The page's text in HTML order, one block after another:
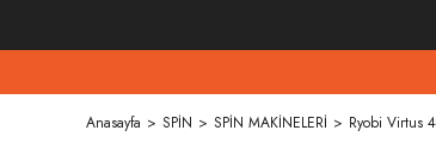
Anasayfa SPİN SPİN MAKİNELERİ Ryobi Virtus